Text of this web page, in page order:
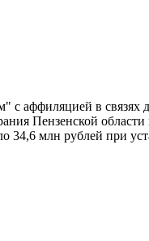
аффиляцией в связях
Пензенской
34,6 млн рублей при